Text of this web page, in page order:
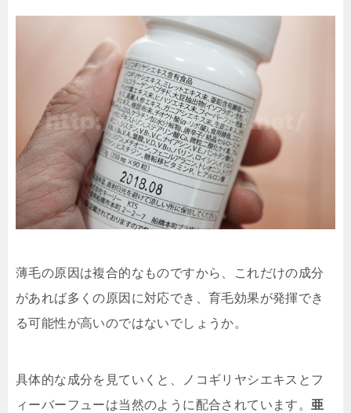
薄毛の原因は複合的なものですから、これだけの成分
があれば多くの原因に対応でき、育毛効果が発揮でき
る可能性が高いのではないでしょうか。
具体的な成分を見ていくと、
ノコギリヤシエキスとフ
ィーバーフューは当然のように配合されています。 亜